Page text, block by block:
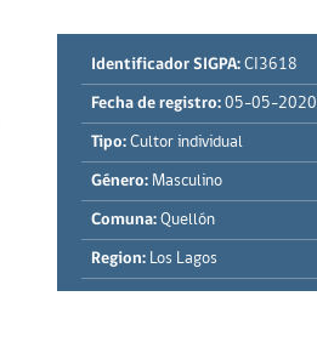
Identificador SIGPA: CI3618
Fecha de registro: 05-05-2020
Tipo: Cultor individual
Género: Masculino
Comuna: Quellón
Region: Los Lagos